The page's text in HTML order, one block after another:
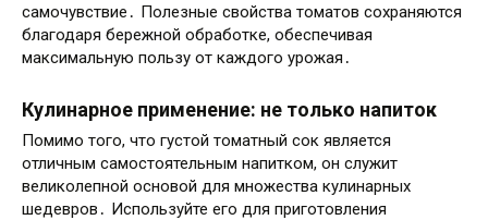
самочувствие․ Полезные свойства томатов сохраняются
благодаря бережной обработке, обеспечивая
максимальную пользу от каждого урожая․
Кулинарное применение: не только напиток
Помимо того, что густой томатный сок является
отличным самостоятельным напитком, он служит
великолепной основой для множества кулинарных
шедевров․ Используйте его для приготовления